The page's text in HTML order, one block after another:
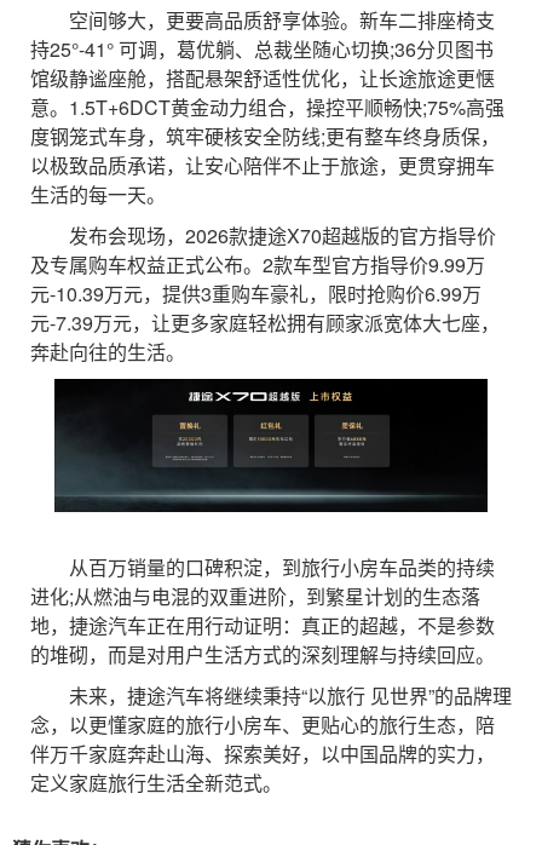
空间够大，更要高品质舒享体验。新车二排座椅支
持25°-41° 可调，葛优躺、总裁坐随心切换;36分贝图书
馆级静谧座舱，搭配悬架舒适性优化，让长途旅途更惬
意。1.5T+6DCT黄金动力组合，操控平顺畅快;75%高强
度钢笼式车身，筑牢硬核安全防线;更有整车终身质保，
以极致品质承诺，让安心陪伴不止于旅途，更贯穿拥车
生活的每一天。
发布会现场，2026款捷途X70超越版的官方指导价
及专属购车权益正式公布。2款车型官方指导价9.99万
元-10.39万元，提供3重购车豪礼，限时抢购价6.99万
元-7.39万元，让更多家庭轻松拥有顾家派宽体大七座，
奔赴向往的生活。
从百万销量的口碑积淀，到旅行小房车品类的持续
进化;从燃油与电混的双重进阶，到繁星计划的生态落
地，捷途汽车正在用行动证明：真正的超越，不是参数
的堆砌，而是对用户生活方式的深刻理解与持续回应。
未来，捷途汽车将继续秉持“以旅行 见世界”的品牌理
念，以更懂家庭的旅行小房车、更贴心的旅行生态，陪
伴万千家庭奔赴山海、探索美好，以中国品牌的实力，
定义家庭旅行生活全新范式。